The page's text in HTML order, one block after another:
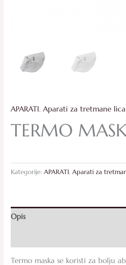
APARATI,Aparati za tretmane lica
TERMO
Kategorije:APARATI,Aparati za
Opis
Termo maska se koristi za bolju